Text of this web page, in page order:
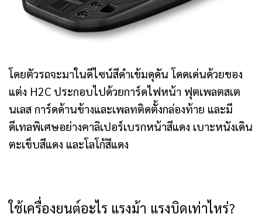
โดยตัวรถจะมาในดีไซน์สีดำเข้มดุดัน โดดเด่นด้วยของ
แต่ง H2C ประกอบไปด้วยการ์ดไฟหน้า ฟุตเพลตสเต
นเลส การ์ดด้านข้างและเพลทติดตั้งกล่องท้าย และมี
ดีเทลพิเศษอย่างคาลิเปอร์เบรกหน้าสีแดง เบาะหนังเดิน
ตะเข็บสีแดง และโลโก้สีแดง
ใช้เครื่องยนต์อะไร แรงม้า แรงบิดเท่าไหร่?